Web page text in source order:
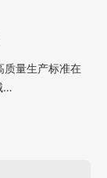
质量生产标准在
…